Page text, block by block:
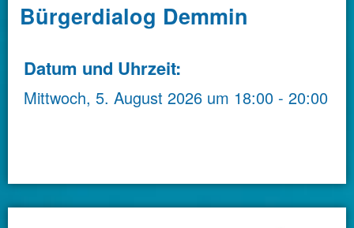
Bürgerdialog Demmin
Datum und Uhrzeit:
Mittwoch, 5. August 2026 um 18:00 - 20:00